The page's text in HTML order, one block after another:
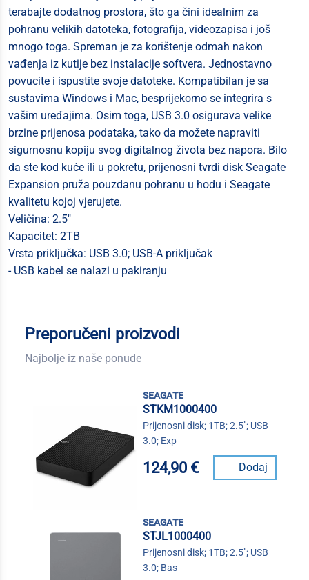
terabajte dodatnog prostora, što ga čini idealnim za
pohranu velikih datoteka, fotografija, videozapisa i još
mnogo toga. Spreman je za korištenje odmah nakon
vađenja iz kutije bez instalacije softvera. Jednostavno
povucite i ispustite svoje datoteke. Kompatibilan je sa
sustavima Windows i Mac, besprijekorno se integrira s
vašim uređajima. Osim toga, USB 3.0 osigurava velike
brzine prijenosa podataka, tako da možete napraviti
sigurnosnu kopiju svog digitalnog života bez napora. Bilo
da ste kod kuće ili u pokretu, prijenosni tvrdi disk Seagate
Expansion pruža pouzdanu pohranu u hodu i Seagate
kvalitetu kojoj vjerujete.
Veličina: 2.5"
Kapacitet: 2TB
Vrsta priključka: USB 3.0; USB-A priključak
- USB kabel se nalazi u pakiranju
Preporučeni proizvodi
Najbolje iz naše ponude
seagate
STKM1000400
Prijenosni disk; 1TB; 2.5"; USB
3.0; Exp
124,90 € Dodaj
seagate
STJL1000400
Prijenosni disk; 1TB; 2.5"; USB
3.0; Bas